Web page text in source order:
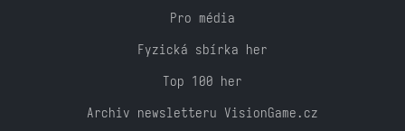
Pro média
Fyzická sbírka her
Top 100 her
Archiv newsletteru VisionGame.cz